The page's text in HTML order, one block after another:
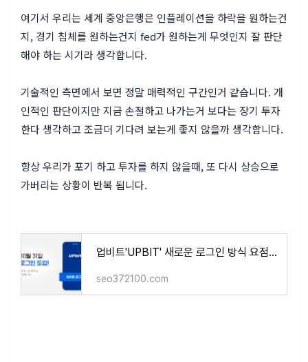
여기서 우리는 세계 중앙은행은 인플레이션을 하락을 원하는건
지, 경기 침체를 원하는건지 fed가 원하는게 무엇인지 잘 판단
해야 하는 시기라 생각합니다.
기술적인 측면에서 보면 정말 매력적인 구간인거 같습니다. 개
인적인 판단이지만 지금 손절하고 나가는거 보다는 장기 투자
한다 생각하고 조금더 기다려 보는게 좋지 않을까 생각합니다.
항상 우리가 포기 하고 투자를 하지 않을때, 또 다시 상승으로
가버리는 상황이 반복 됩니다.
업비트'UPBIT' 새로운 로그인 방식 요점 정리.( 11월 21까지 필수 변경 )
seo372100.com